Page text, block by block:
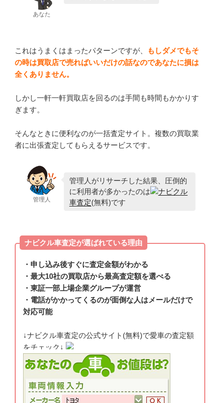
あなた
これはうまくはまったパターンですが、
もしダメでもそ
の時は買取店で売ればいいだけの話なのであなたに損は
全くありません。
しかし一軒一軒買取店を回るのは手間も時間もかかりす
ぎます。
そんなときに便利なのが一括査定サイト。複数の買取業
者に出張査定してもらえるサービスです。
管理人
管理人がリサーチした結果、圧倒的
に利用者が多かったのは
ナビクル
車査定(無料)です
ナビクル車査定が選ばれている理由
・申し込み後すぐに査定金額がわかる
・最大10社の買取店から最高査定額を選べる
・東証一部上場企業グループが運営
・電話がかかってくるのが面倒な人はメールだけで
対応可能
↓ナビクル車査定の公式サイト(無料)で愛車の査定額
をチェック↓